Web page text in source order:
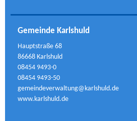
Gemeinde Karlshuld
Hauptstraße 68
86668 Karlshuld
08454 9493-0
08454 9493-50
gemeindeverwaltung@karlshuld.de
www.karlshuld.de